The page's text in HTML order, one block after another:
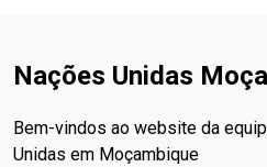
Nações Unidas
Bem-vindos ao website da
Unidas em Moçambique